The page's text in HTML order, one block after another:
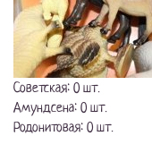
Советская: 0 шт.
Амундсена: 0 шт.
Родонитовая: 0 шт.